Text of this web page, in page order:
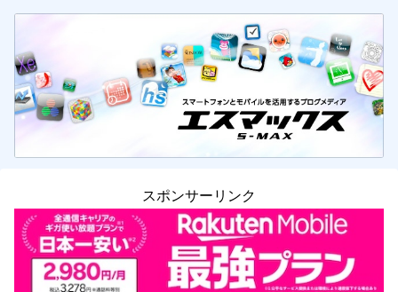
スポンサーリンク